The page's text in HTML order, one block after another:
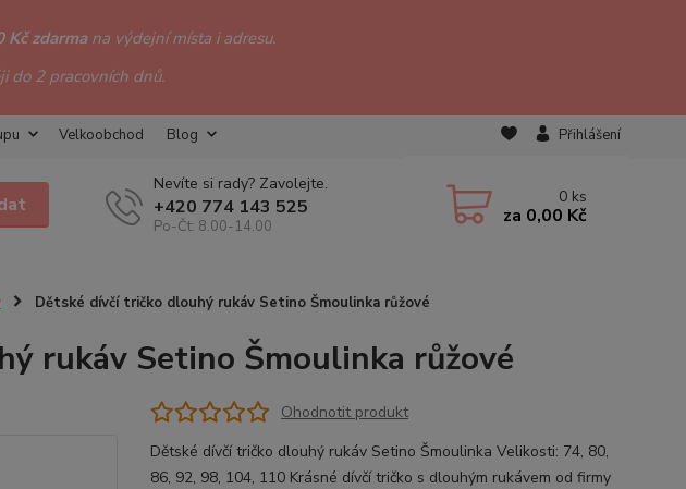
Kč zdarmana výdejní místa i adresu.
do 2 pracovních dnů.
Velkoobchod Blog Přihlášení
Nevíte si rady? Zavolejte.
+420 774 143 525
Po-Čt: 8.00-14.00
0 ks
za 0,00 Kč
Dětské dívčí tričko dlouhý rukáv Setino Šmoulinka růžové
rukáv Setino Šmoulinka růžové
Ohodnotit produkt
Dětské dívčí tričko dlouhý rukáv Setino Šmoulinka Velikosti: 74, 80,
86, 92, 98, 104, 110 Krásné dívčí tričko s dlouhým rukávem od firmy